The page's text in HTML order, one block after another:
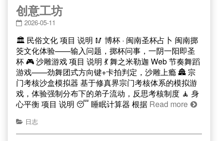
创意工坊
2026-05-11
🏛 民俗文化 项目 说明 🥢 博杯 · 闽南圣杯占卜 闽南掷
筊文化体验——输入问题，掷杯问事，一阴一阳即圣
杯 🎮 沙雕游戏 项目 说明 💃 舞之米勒迦 Web 节奏舞蹈
游戏——劲舞团式方向键+卡拍判定，沙雕上瘾 🏯 宗
门考核沙盒模拟器 基于修真界宗门考核体系的模拟游
戏，体验强制分布下的弟子流动，反思考核制度 🧘 身
心平衡 项目 说明 😴 睡眠计算器 根据 Read more
日志